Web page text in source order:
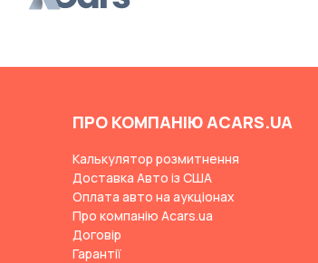
Changhe
Chery
CHERYEXEED
Chevrolet
ПРО КОМПАНІЮ ACARS.UA
Калькулятор розмитнення
Доставка Авто із США
Оплата авто на аукціонах
Про компанію Acars.ua
Договір
Гарантії